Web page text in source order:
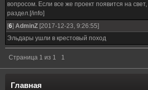
вопросом. Если все же проект появится на
раздел.[/info]
[6] AdminZ [2017-12-23, 9:26:55]
Эльдары ушли в крестовый поход
Страница 1 из 1 1
Главная